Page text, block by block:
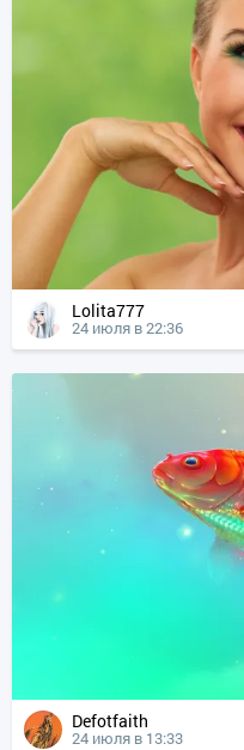
Lolita777
24 июля в 22:36
Defotfaith
24 июля в 13:33